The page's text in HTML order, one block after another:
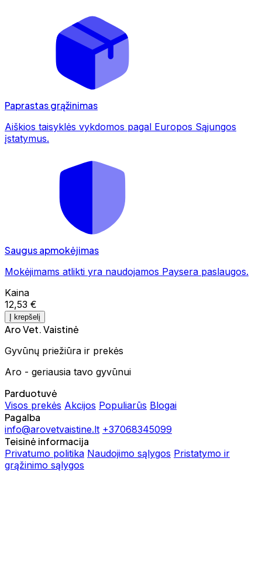
Paprastas grąžinimas
Aiškios taisyklės vykdomos pagal Europos Sąjungos
įstatymus.
Saugus apmokėjimas
Mokėjimams atlikti yra naudojamos Paysera paslaugos.
Kaina
12,53 €
Į krepšelį
Aro Vet. Vaistinė
Gyvūnų priežiūra ir prekės
Aro - geriausia tavo gyvūnui
Parduotuvė
Visos prekės Akcijos Populiarūs Blogai
Pagalba
info@arovetvaistine.lt +37068345099
Teisinė informacija
Privatumo politika Naudojimo sąlygos Pristatymo ir
grąžinimo sąlygos